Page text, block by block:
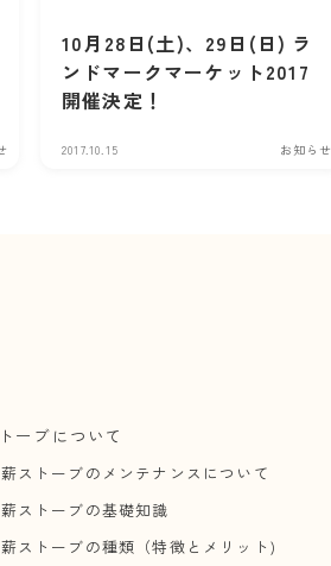
10月28日(土)、29日(日) ラ
ンドマークマーケット2017
開催決定！
2017.10.15 お知らせ
ーブについて
薪ストーブのメンテナンスについて
薪ストーブの基礎知識
薪ストーブの種類（特徴とメリット)